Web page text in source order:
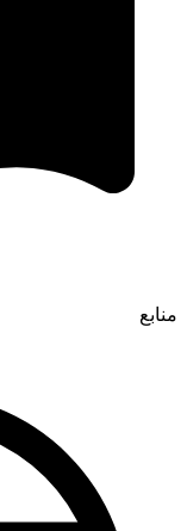
منابع